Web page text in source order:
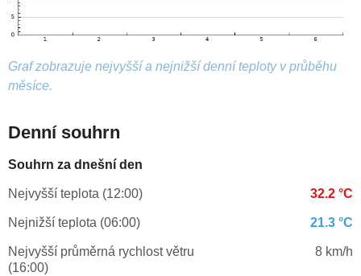
Graf zobrazuje nejvyšší a nejnižší denní teploty v průběhu
měsíce.
Denní souhrn
Souhrn za dnešní den
Nejvyšší teplota (12:00) 32.2 °C
Nejnižší teplota (06:00) 21.3 °C
Nejvyšší průměrná rychlost větru
(16:00)
8 km/h